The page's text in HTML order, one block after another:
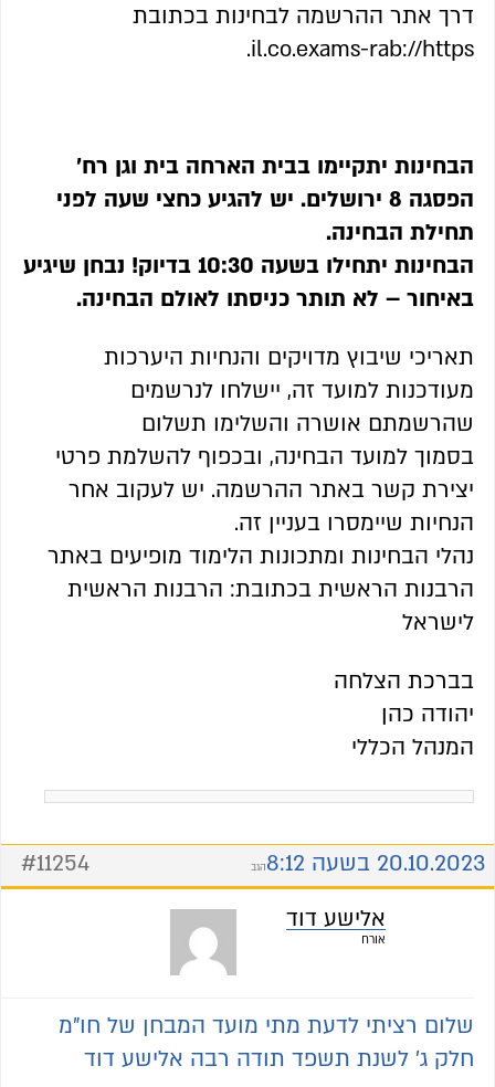
דרך אתר ההרשמה לבחינות בכתובת
il.co.exams-rab://https.
הבחינות יתקיימו בבית הארחה בית וגן רח'
הפסגה 8 ירושלים. יש להגיע כחצי שעה לפני
תחילת הבחינה.
הבחינות יתחילו בשעה 10:30 בדיוק! נבחן שיגיע
באיחור – לא תותר כניסתו לאולם הבחינה.
תאריכי שיבוץ מדויקים והנחיות היערכות
מעודכנות למועד זה, יישלחו לנרשמים
שהרשמתם אושרה והשלימו תשלום
בסמוך למועד הבחינה, ובכפוף להשלמת פרטי
יצירת קשר באתר ההרשמה. יש לעקוב אחר
הנחיות שיימסרו בעניין זה.
נהלי הבחינות ומתכונות הלימוד מופיעים באתר
הרבנות הראשית בכתובת: הרבנות הראשית
לישראל
בברכת הצלחה
יהודה כהן
המנהל הכללי
20.10.2023 בשעה 8:12 #11254 הגב
אלישע דוד
אורח
שלום רציתי לדעת מתי מועד המבחן של חו"מ
חלק ג' לשנת תשפד תודה רבה אלישע דוד